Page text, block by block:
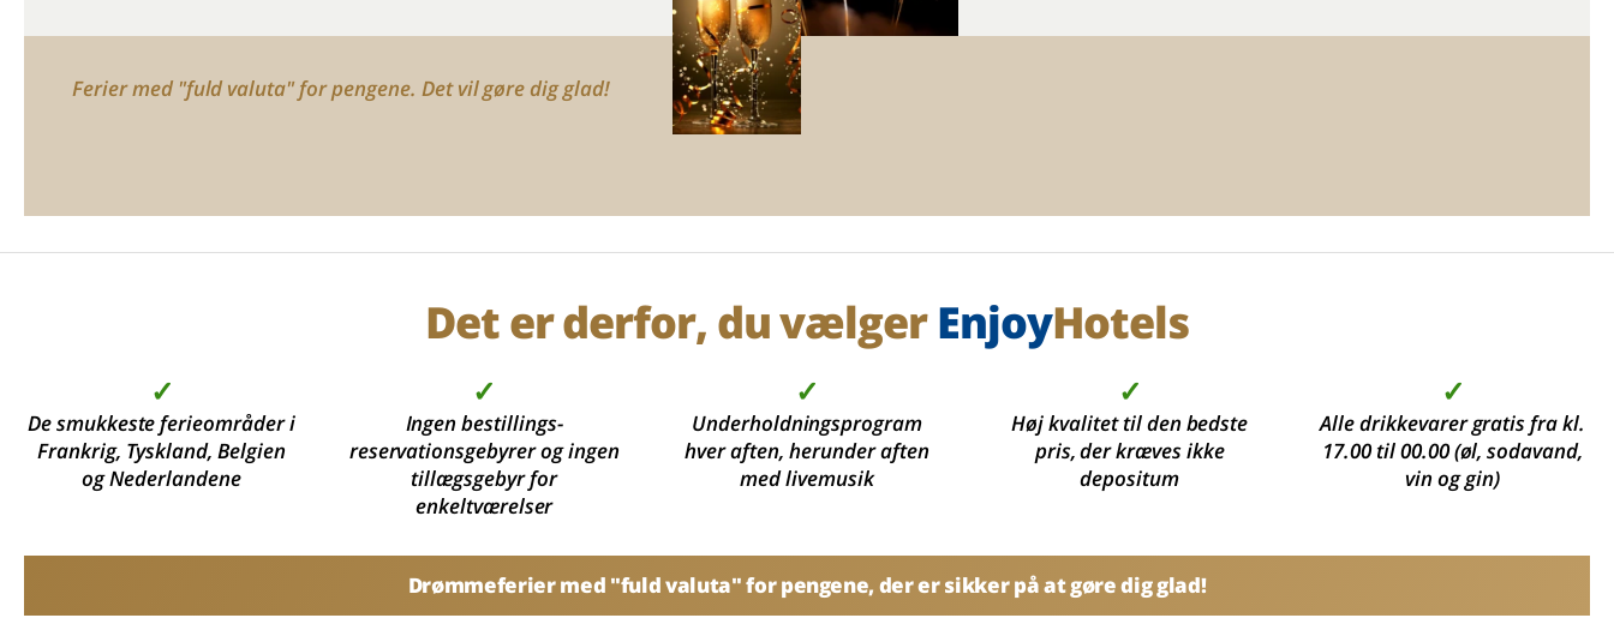
Ferier med "fuld valuta" for pengene. Det vil gøre dig glad!
Det er derfor, du vælgerEnjoyHotels
✓
De smukkeste ferieområder i
Frankrig, Tyskland, Belgien
og Nederlandene
✓
Ingen bestillings-
reservationsgebyrer og ingen
tillægsgebyr for
enkeltværelser
✓
Underholdningsprogram
hver aften, herunder aften
med livemusik
✓
Høj kvalitet til den bedste
pris, der kræves ikke
depositum
✓
Alle drikkevarer gratis fra kl.
17.00 til 00.00 (øl, sodavand,
vin og gin)
Drømmeferier med "fuld valuta" for pengene, der er sikker på at gøre dig glad!